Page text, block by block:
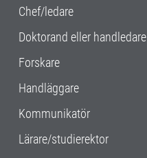
Chef/ledare
Doktorand eller handledare
Forskare
Handläggare
Kommunikatör
Lärare/studierektor